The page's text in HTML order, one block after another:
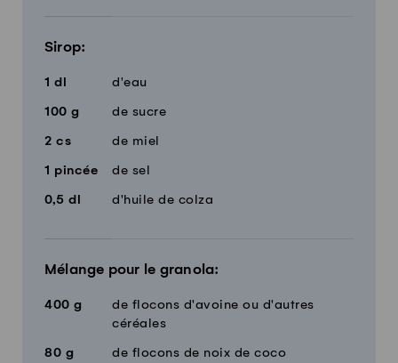
Sirop:
1 dl d'eau
100 g de sucre
2 cs de miel
1 pincée de sel
0,5 dl d'huile de colza
Mélange pour le granola:
400 g
de flocons d'avoine ou d'autres
céréales
80 g de flocons de noix de coco